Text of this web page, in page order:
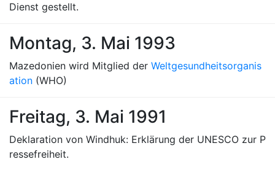
Dienst gestellt.
Montag, 3. Mai 1993
Mazedonien wird Mitglied der Weltgesundheitsorganis
ation (WHO)
Freitag, 3. Mai 1991
Deklaration von Windhuk: Erklärung der UNESCO zur P
ressefreiheit.